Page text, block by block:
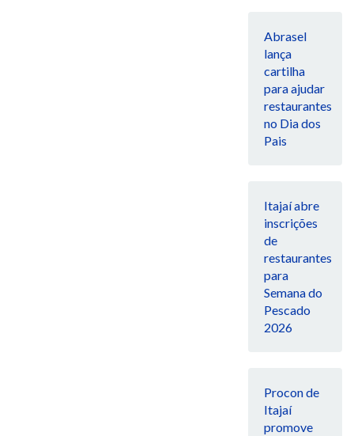
Abrasel
lança
cartilha
para ajudar
restaurantes
no Dia dos
Pais
Itajaí abre
inscrições
de
restaurantes
para
Semana do
Pescado
2026
Procon de
Itajaí
promove